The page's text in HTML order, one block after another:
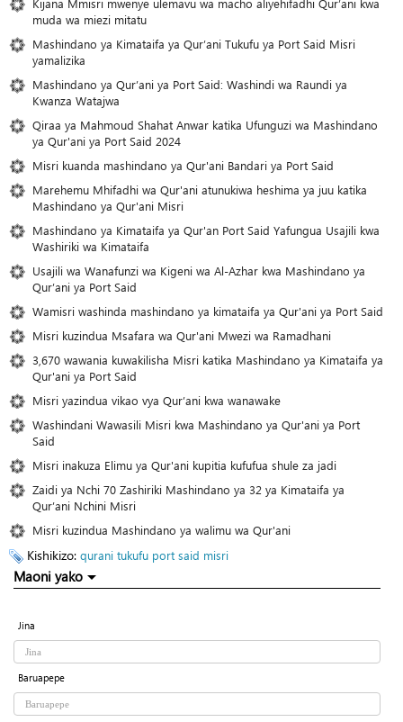
Kijana Mmisri mwenye ulemavu wa macho aliyehifadhi Qur’ani kwa
muda wa miezi mitatu
Mashindano ya Kimataifa ya Qur’ani Tukufu ya Port Said Misri
yamalizika
Mashindano ya Qur’ani ya Port Said: Washindi wa Raundi ya
Kwanza Watajwa
Qiraa ya Mahmoud Shahat Anwar katika Ufunguzi wa Mashindano
ya Qur'ani ya Port Said 2024
Misri kuanda mashindano ya Qur'ani Bandari ya Port Said
Marehemu Mhifadhi wa Qur'ani atunukiwa heshima ya juu katika
Mashindano ya Qur'ani Misri
Mashindano ya Kimataifa ya Qur'an Port Said Yafungua Usajili kwa
Washiriki wa Kimataifa
Usajili wa Wanafunzi wa Kigeni wa Al-Azhar kwa Mashindano ya
Qur’ani ya Port Said
Wamisri washinda mashindano ya kimataifa ya Qur'ani ya Port Said
Misri kuzindua Msafara wa Qur'ani Mwezi wa Ramadhani
3,670 wawania kuwakilisha Misri katika Mashindano ya Kimataifa ya
Qur'ani ya Port Said
Misri yazindua vikao vya Qur’ani kwa wanawake
Washindani Wawasili Misri kwa Mashindano ya Qur'ani ya Port
Said
Misri inakuza Elimu ya Qur'ani kupitia kufufua shule za jadi
Zaidi ya Nchi 70 Zashiriki Mashindano ya 32 ya Kimataifa ya
Qur’ani Nchini Misri
Misri kuzindua Mashindano ya walimu wa Qur'ani
Kishikizo: qurani tukufu port said misri
Maoni yako
Jina
Baruapepe